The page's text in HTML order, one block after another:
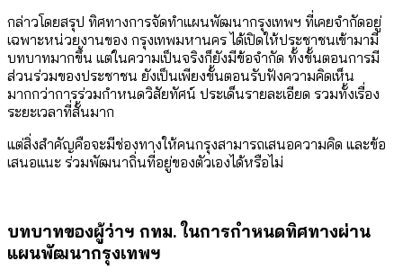
กล่าวโดยสรุป ทิศทางการจัดทำแผนพัฒนากรุงเทพฯ ที่เคยจำกัดอยู่
เฉพาะหน่วยงานของ กรุงเทพมหานคร ได้เปิดให้ประชาชนเข้ามามี
บทบาทมากขึ้น แต่ในความเป็นจริงก็ยังมีข้อจำกัด ทั้งขั้นตอนการมี
ส่วนร่วมของประชาชน ยังเป็นเพียงขั้นตอนรับฟังความคิดเห็น
มากกว่าการร่วมกำหนดวิสัยทัศน์ ประเด็นรายละเอียด รวมทั้งเรื่อง
ระยะเวลาที่สั้นมาก
แต่สิ่งสำคัญคือจะมีช่องทางให้คนกรุงสามารถเสนอความคิด และข้อ
เสนอแนะ ร่วมพัฒนาถิ่นที่อยู่ของตัวเองได้หรือไม่
บทบาทของผู้ว่าฯ กทม. ในการกำหนดทิศทางผ่าน
แผนพัฒนากรุงเทพฯ